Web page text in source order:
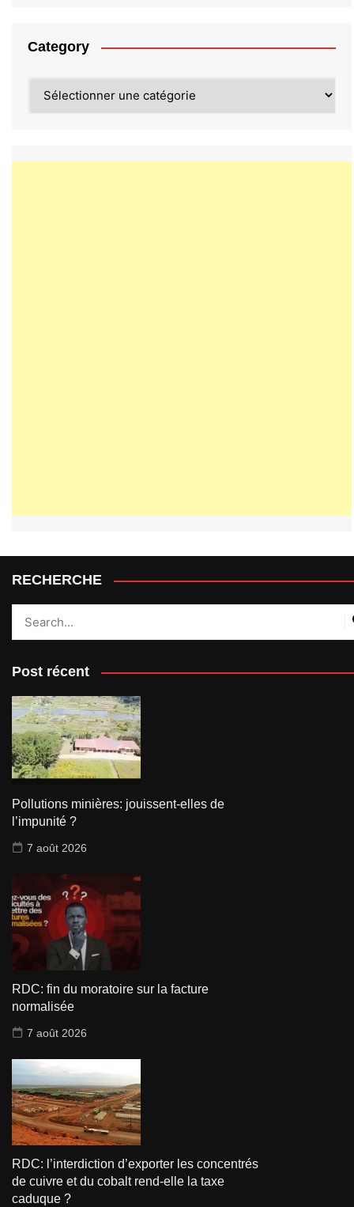
Category
RECHERCHE
Post récent
Pollutions minières: jouissent-elles de
l’impunité ?
7 août 2026
RDC: fin du moratoire sur la facture
normalisée
7 août 2026
RDC: l’interdiction d’exporter les concentrés
de cuivre et du cobalt rend-elle la taxe
caduque ?